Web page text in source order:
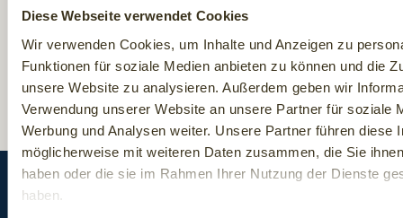
Diese Webseite verwendet Cookies
Wir verwenden Cookies, um Inhalte und Anzeigen zu
Funktionen für soziale Medien anbieten zu können und die
unsere Website zu analysieren. Außerdem geben wir
Verwendung unserer Website an unsere Partner für soziale
Werbung und Analysen weiter. Unsere Partner führen diese
möglicherweise mit weiteren Daten zusammen, die Sie
haben oder die sie im Rahmen Ihrer Nutzung der Dienste
haben.
Sie sich für Ihren nächsten Wellness-Aufenthalt inspirieren.​